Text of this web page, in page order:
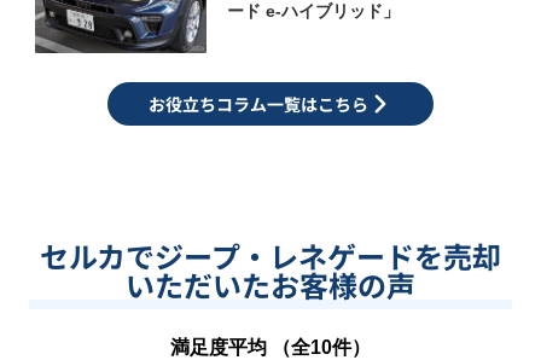
ード e-ハイブリッド」
お役立ちコラム一覧はこちら
セルカでジープ・レネゲードを売却
いただいたお客様の声
満足度平均 （全10件）